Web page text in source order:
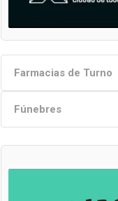
Farmacias de Turno
Fúnebres